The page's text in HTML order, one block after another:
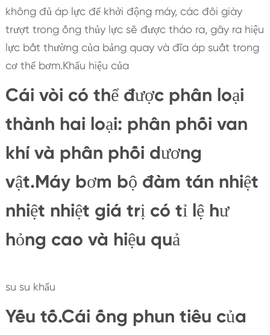
không đủ áp lực để khởi động máy, các đôi giày
trượt trong ống thủy lực sẽ được tháo ra, gây ra hiệu
lực bất thường của bảng quay và đĩa áp suất trong
cơ thể bơm.Khẩu hiệu của
Cái vòi có thể được phân loại
thành hai loại: phân phối van
khí và phân phối dương
vật.Máy bơm bộ đàm tán nhiệt
nhiệt nhiệt giá trị có tỉ lệ hư
hỏng cao và hiệu quả
su su khẩu
Yếu tố.Cái ống phun tiêu của